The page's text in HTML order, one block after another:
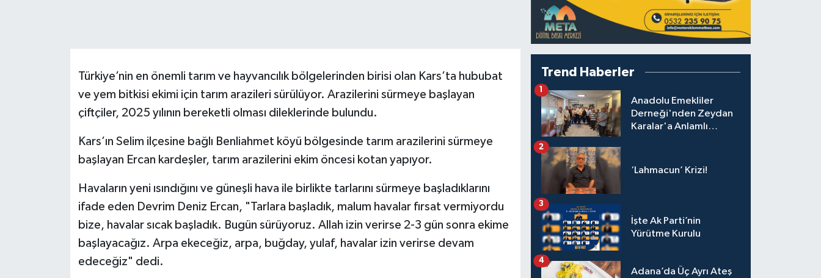
Türkiye’nin en önemli tarım ve hayvancılık bölgelerinden birisi olan Kars’ta hububat
ve yem bitkisi ekimi için tarım arazileri sürülüyor. Arazilerini sürmeye başlayan
çiftçiler, 2025 yılının bereketli olması dileklerinde bulundu.
Kars’ın Selim ilçesine bağlı Benliahmet köyü bölgesinde tarım arazilerini sürmeye
başlayan Ercan kardeşler, tarım arazilerini ekim öncesi kotan yapıyor.
Havaların yeni ısındığını ve güneşli hava ile birlikte tarlarını sürmeye başladıklarını
ifade eden Devrim Deniz Ercan, "Tarlara başladık, malum havalar fırsat vermiyordu
bize, havalar sıcak başladık. Bugün sürüyoruz. Allah izin verirse 2-3 gün sonra ekime
başlayacağız. Arpa ekeceğiz, arpa, buğday, yulaf, havalar izin verirse devam
edeceğiz" dedi.
Trend Haberler
Anadolu Emekliler
Derneği'nden Zeydan
Karalar'a Anlamlı
1
‘Lahmacun’ Krizi!
2
İşte Ak Parti’nin
Yürütme Kurulu
3
Adana’da Üç Ayrı Ateş
4